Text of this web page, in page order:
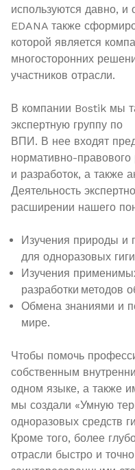
используются давно,
EDANA также
которой является
многосторонних
участников отрасли.
В компании Bostik мы
экспертную группу по
ВПИ. В нее входят
нормативно-правового
и разработок, а также
Деятельность
расширении нашего
Изучения природы и
для одноразовых
Изучения
разработки методов
Обмена знаниями и
мире.
Чтобы помочь
собственным
одном языке, а также
мы создали «Умную
одноразовых средств
Кроме того, более
отрасли быстро и